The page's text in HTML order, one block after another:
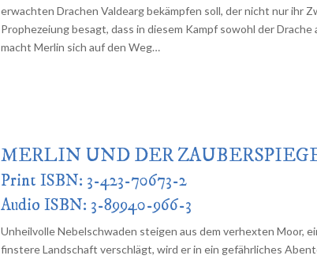
erwachten Drachen Valdearg bekämpfen soll, der nicht nur ihr
Prophezeiung besagt, dass in diesem Kampf sowohl der
macht Merlin sich auf den Weg…
MERLIN UND DER
Print ISBN: 3-423-70673-2
Audio ISBN: 3-89940-966-3
Unheilvolle Nebelschwaden steigen aus dem verhexten Moor,
finstere Landschaft verschlägt, wird er in ein gefährliches